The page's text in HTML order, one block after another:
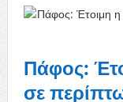
Πάφος:
σε